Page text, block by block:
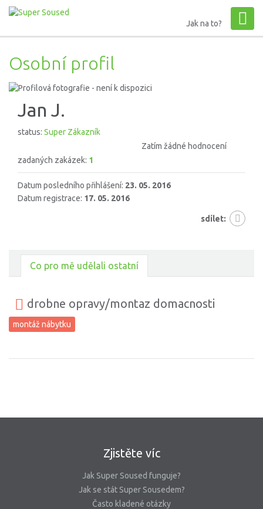
Jak na to?
Osobní profil
Jan J.
status: Super Zákazník
Zatím žádné hodnocení
zadaných zakázek: 1
Datum posledního přihlášení: 23. 05. 2016
Datum registrace: 17. 05. 2016
sdílet:
Co pro mě udělali ostatní
drobne opravy/montaz domacnosti
montáž nábytku
Zjistěte víc
Jak Super Soused funguje?
Jak se stát Super Sousedem?
Často kladené otázky